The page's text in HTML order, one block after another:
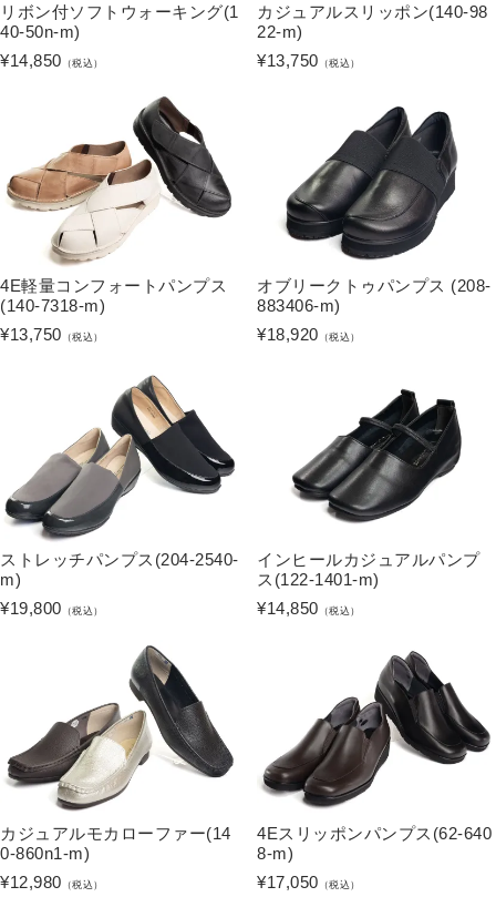
リボン付ソフトウォーキング(1
40-50n-m)
¥14,850 （税込）
カジュアルスリッポン(140-98
22-m)
¥13,750 （税込）
4E軽量コンフォートパンプス
(140-7318-m)
¥13,750 （税込）
オブリークトゥパンプス (208-
883406-m)
¥18,920 （税込）
ストレッチパンプス(204-2540-
m)
¥19,800 （税込）
インヒールカジュアルパンプ
ス(122-1401-m)
¥14,850 （税込）
カジュアルモカローファー(14
0-860n1-m)
¥12,980 （税込）
4Eスリッポンパンプス(62-640
8-m)
¥17,050 （税込）